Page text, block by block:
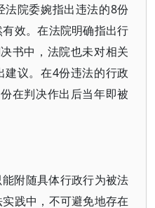
法院委婉指出违法的8份
效。在法院明确指出行
书中，法院也未对相关
议。在4份违法的行政
在判决作出后当年即被
附随具体行政行为被法
践中，不可避免地存在